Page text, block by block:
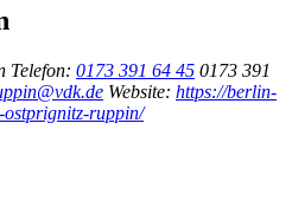
Telefon: 0173 391 64 45 0173 391
Website: https://berlin-
ruppin/